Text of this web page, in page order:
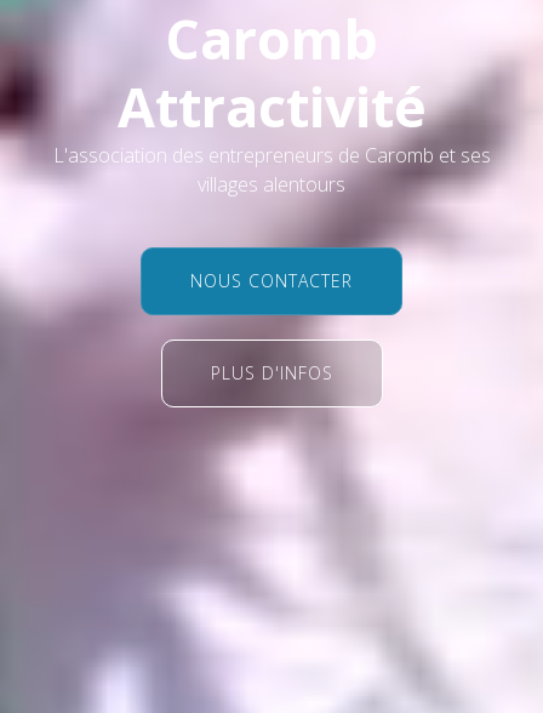
Caromb
Attractivité
L'association des entrepreneurs de Caromb et ses
villages alentours
NOUS CONTACTER
PLUS D'INFOS